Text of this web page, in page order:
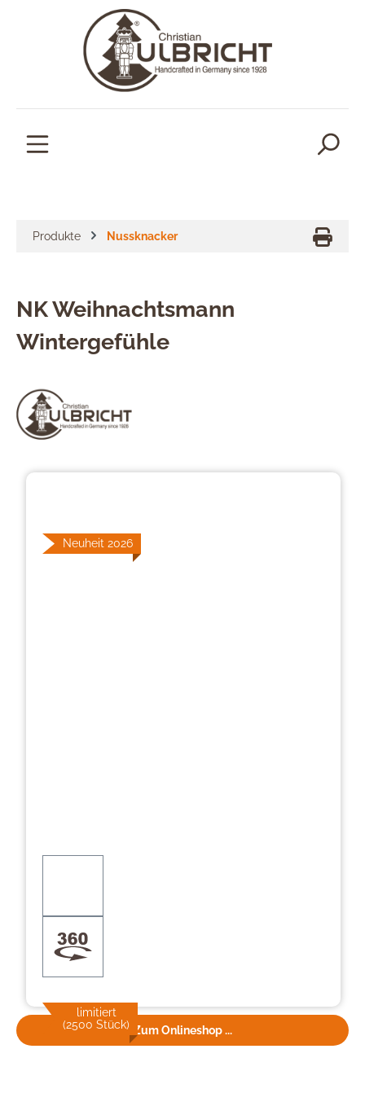
Produkte Nussknacker
NK Weihnachtsmann
Wintergefühle
Neuheit 2026
limitiert
(2500 Stück)
Zum Onlineshop ...